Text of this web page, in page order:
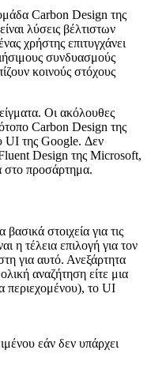
Carbon Design της
λύσεις βέλτιστων
χρήστης επιτυγχάνει
κοινούς στόχους
Οι ακόλουθες
Carbon Design της
Design της Microsoft,
στοιχεία για τις
η τέλεια επιλογή για τον
για αυτό. Ανεξάρτητα
περιεχομένου), το UI